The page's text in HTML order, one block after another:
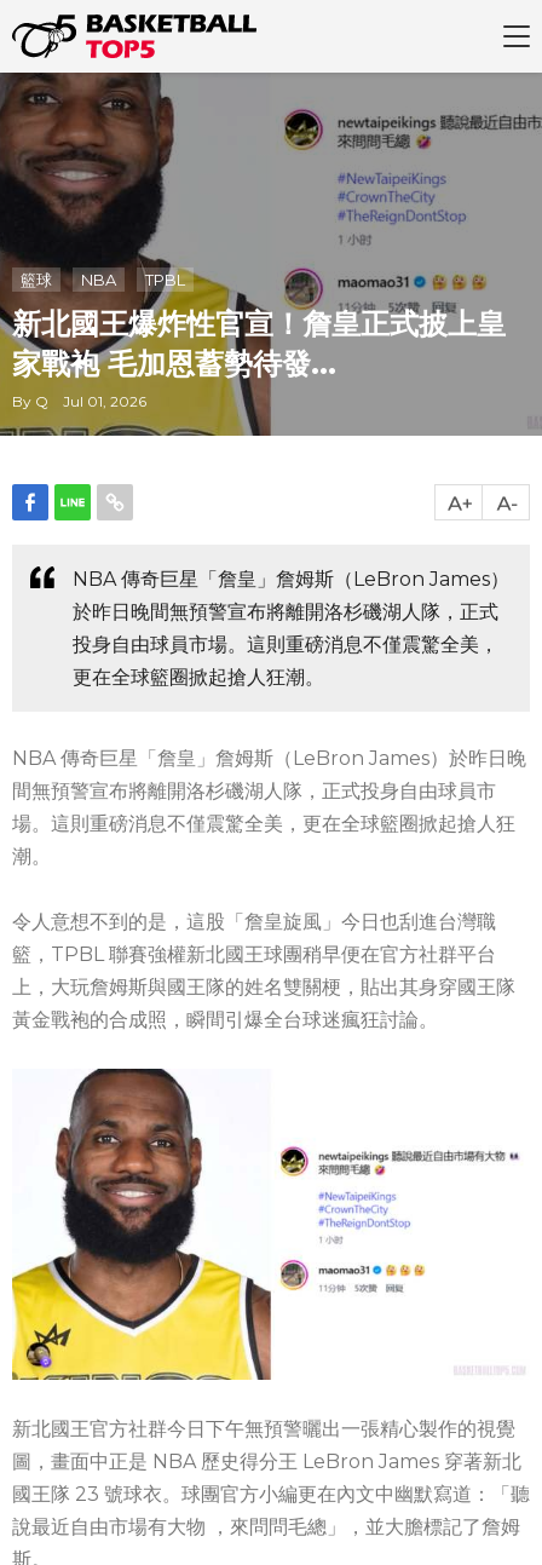
籃球 NBA TPBL
新北國王爆炸性官宣！詹皇正式披上皇
家戰袍 毛加恩蓄勢待發...
By Q Jul 01, 2026
NBA 傳奇巨星「詹皇」詹姆斯（LeBron James）
於昨日晚間無預警宣布將離開洛杉磯湖人隊，正式
投身自由球員市場。這則重磅消息不僅震驚全美，
更在全球籃圈掀起搶人狂潮。
NBA 傳奇巨星「詹皇」詹姆斯（LeBron James）於昨日晚
間無預警宣布將離開洛杉磯湖人隊，正式投身自由球員市
場。這則重磅消息不僅震驚全美，更在全球籃圈掀起搶人狂
潮。
令人意想不到的是，這股「詹皇旋風」今日也刮進台灣職
籃，TPBL 聯賽強權新北國王球團稍早便在官方社群平台
上，大玩詹姆斯與國王隊的姓名雙關梗，貼出其身穿國王隊
黃金戰袍的合成照，瞬間引爆全台球迷瘋狂討論。
新北國王官方社群今日下午無預警曬出一張精心製作的視覺
圖，畫面中正是 NBA 歷史得分王 LeBron James 穿著新北
國王隊 23 號球衣。球團官方小編更在內文中幽默寫道：「聽
說最近自由市場有大物 ，來問問毛總」，並大膽標記了詹姆
斯。